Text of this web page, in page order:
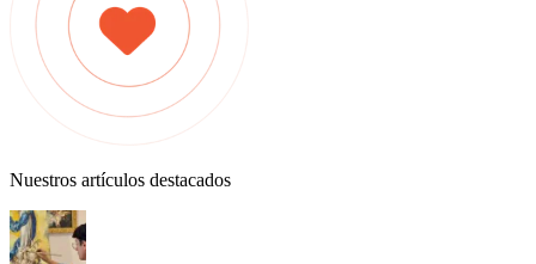
Nuestros artículos destacados